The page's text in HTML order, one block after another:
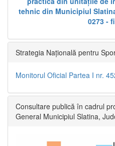
tehnic din Municipiul
0273 -
Strategia Națională pentru
Monitorul Oficial Partea I nr.
Consultare publică în cadrul
General Municipiul Slatina,